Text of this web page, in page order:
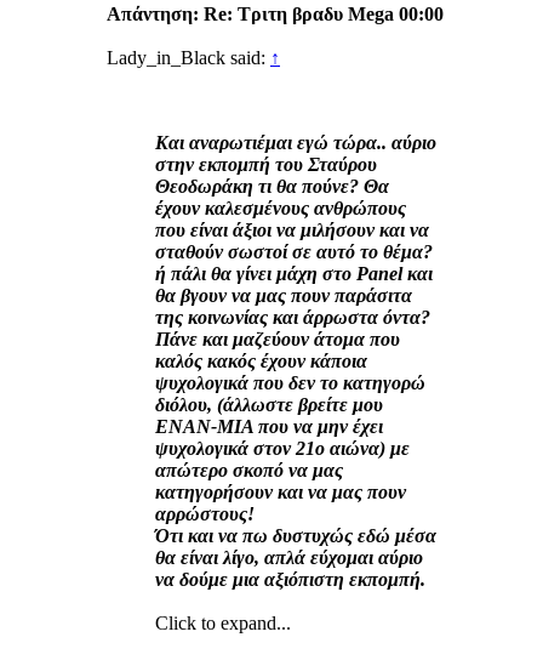
Απάντηση: Re: Tριτη βραδυ Mega 00:00
Lady_in_Black said: ↑
Και αναρωτιέμαι εγώ τώρα.. αύριο
στην εκπομπή του Σταύρου
Θεοδωράκη τι θα πούνε? Θα
έχουν καλεσμένους ανθρώπους
που είναι άξιοι να μιλήσουν και να
σταθούν σωστοί σε αυτό το θέμα?
ή πάλι θα γίνει μάχη στο Panel και
θα βγουν να μας πουν παράσιτα
της κοινωνίας και άρρωστα όντα?
Πάνε και μαζεύουν άτομα που
καλός κακός έχουν κάποια
ψυχολογικά που δεν το κατηγορώ
διόλου, (άλλωστε βρείτε μου
ΕΝΑΝ-ΜΙΑ που να μην έχει
ψυχολογικά στον 21ο αιώνα) με
απώτερο σκοπό να μας
κατηγορήσουν και να μας πουν
αρρώστους!
Ότι και να πω δυστυχώς εδώ μέσα
θα είναι λίγο, απλά εύχομαι αύριο
να δούμε μια αξιόπιστη εκπομπή.
Click to expand...